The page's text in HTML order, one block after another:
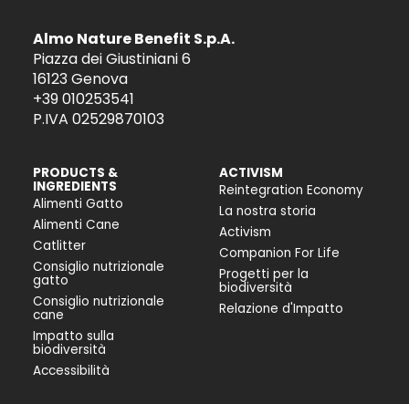
Almo Nature Benefit S.p.A.
Piazza dei Giustiniani 6
16123 Genova
+39 010253541
P.IVA 02529870103
PRODUCTS &
INGREDIENTS
Alimenti Gatto
Alimenti Cane
Catlitter
Consiglio nutrizionale
gatto
Consiglio nutrizionale
cane
Impatto sulla
biodiversità
Accessibilità
ACTIVISM
Reintegration Economy
La nostra storia
Activism
Companion For Life
Progetti per la
biodiversità
Relazione d'Impatto